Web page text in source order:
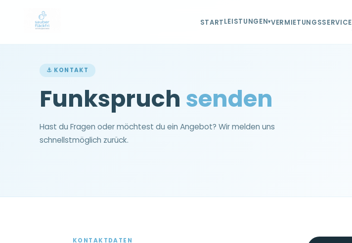
STARTLEISTUNGEN VERMIETUNGSSERVICE
⚓ KONTAKT
Funkspruch senden
Hast du Fragen oder möchtest du ein Angebot? Wir melden uns
schnellstmöglich zurück.
KONTAKTDATEN